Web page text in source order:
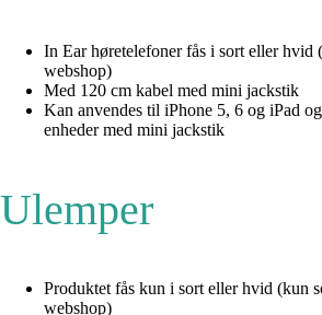
In Ear høretelefoner fås i sort eller hvid
webshop)
Med 120 cm kabel med mini jackstik
Kan anvendes til iPhone 5, 6 og iPad
enheder med mini jackstik
Ulemper
Produktet fås kun i sort eller hvid (kun
webshop)